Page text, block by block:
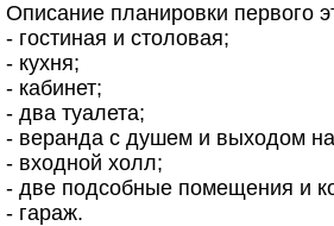
Описание планировки первого
- гостиная и столовая;
- кухня;
- кабинет;
- два туалета;
- веранда с душем и выходом на
- входной холл;
- две подсобные помещения и
- гараж.